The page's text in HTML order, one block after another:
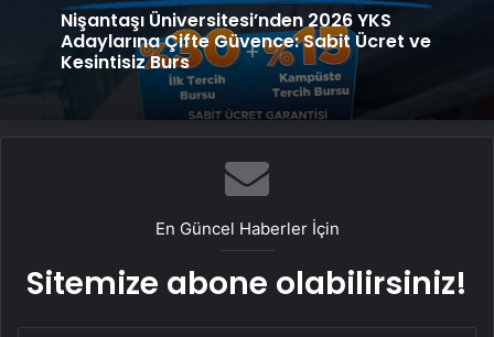
Nişantaşı Üniversitesi’nden 2026 YKS
Adaylarına Çifte Güvence: Sabit Ücret ve
Kesintisiz Burs
En Güncel Haberler İçin
Sitemize abone olabilirsiniz!